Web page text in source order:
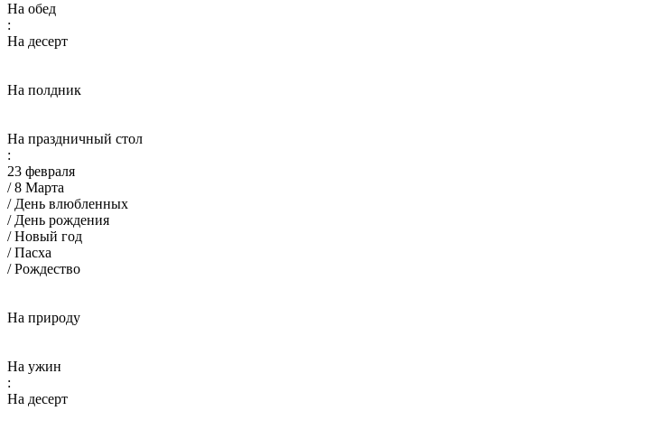
На обед
:
На десерт
На полдник
На праздничный стол
:
23 февраля
/ 8 Марта
/ День влюбленных
/ День рождения
/ Новый год
/ Пасха
/ Рождество
На природу
На ужин
:
На десерт